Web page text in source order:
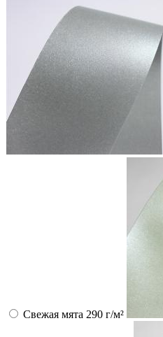
Свежая мята 290 г/м²